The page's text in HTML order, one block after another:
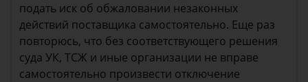
подать иск об обжаловании незаконных
действий поставщика самостоятельно. Еще раз
повторюсь, что без соответствующего решения
суда УК, ТСЖ и иные организации не вправе
самостоятельно произвести отключение